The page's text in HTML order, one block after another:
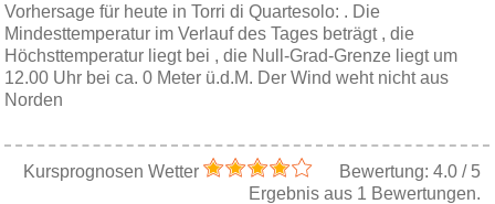
Vorhersage für heute in Torri di Quartesolo: . Die
Mindesttemperatur im Verlauf des Tages beträgt , die
Höchsttemperatur liegt bei , die Null-Grad-Grenze liegt um
12.00 Uhr bei ca. 0 Meter ü.d.M. Der Wind weht nicht aus
Norden
Kursprognosen Wetter Bewertung: 4.0/ 5
Ergebnis aus 1 Bewertungen.